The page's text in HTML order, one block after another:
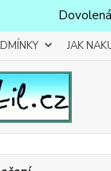
JAK